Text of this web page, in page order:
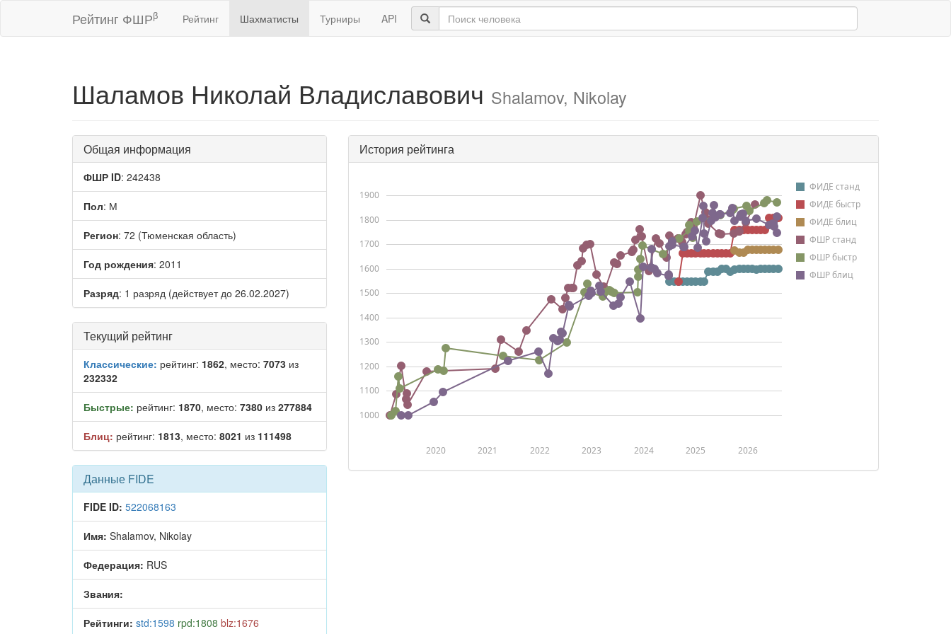
Рейтинг ФШРβ Рейтинг Шахматисты Турниры API
Шаламов Николай Владиславович Shalamov, Nikolay
Общая информация
ФШР ID: 242438
Пол: М
Регион: 72 (Тюменская область)
Год рождения: 2011
Разряд: 1 разряд (действует до 26.02.2027)
Текущий рейтинг
Классические: рейтинг: 1862, место: 7073 из
232332
Быстрые: рейтинг: 1870, место: 7380 из 277884
Блиц: рейтинг: 1813, место: 8021 из 111498
Данные FIDE
FIDE ID: 522068163
Имя: Shalamov, Nikolay
Федерация: RUS
Звания:
Рейтинги: std:1598 rpd:1808 blz:1676
История рейтинга
ФИДЕ станд
ФИДЕ быстр
ФИДЕ блиц
ФШР станд
ФШР быстр
ФШР блиц
2020 2021 2022 2023 2024 2025 2026
1000
1100
1200
1300
1400
1500
1600
1700
1800
1900